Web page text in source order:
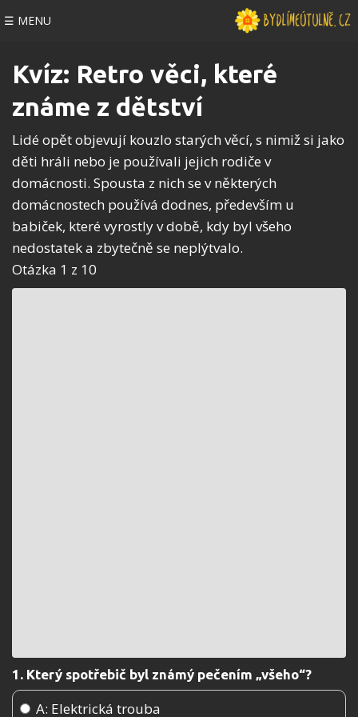
☰ MENU
Kvíz: Retro věci, které
známe z dětství
Lidé opět objevují kouzlo starých věcí, s nimiž si jako
děti hráli nebo je používali jejich rodiče v
domácnosti. Spousta z nich se v některých
domácnostech používá dodnes, především u
babiček, které vyrostly v době, kdy byl všeho
nedostatek a zbytečně se neplýtvalo.
Otázka 1 z 10
1. Který spotřebič byl známý pečením „všeho“?
A: Elektrická trouba